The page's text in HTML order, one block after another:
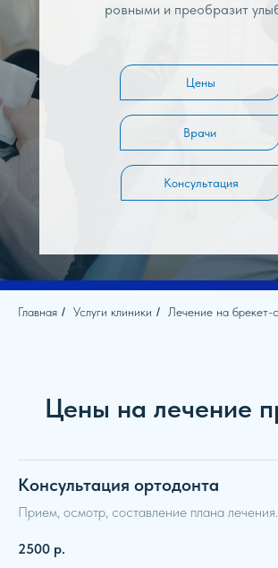
ровными и преобразит
Цены
Врачи
Консультация
Главная / Услуги клиники / Лечение на брекет-
Цены на лечение
Консультация ортодонта
Прием, осмотр, составление плана лечения.
2500 р.